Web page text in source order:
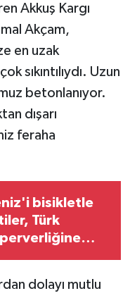
Akkuş Kargı
Akçam,
en uzak
sıkıntılıydı. Uzun
betonlanıyor.
dışarı
feraha
bisikletle
Türk
dolayı mutlu